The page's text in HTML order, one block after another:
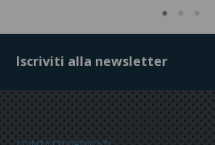
Iscriviti alla newsletter